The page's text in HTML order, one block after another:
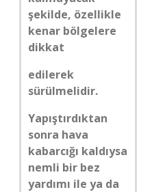
şekilde, özellikle
kenar bölgelere
dikkat
edilerek
sürülmelidir.
Yapıştırdıktan
sonra hava
kabarcığı kaldıysa
nemli bir bez
yardımı ile ya da